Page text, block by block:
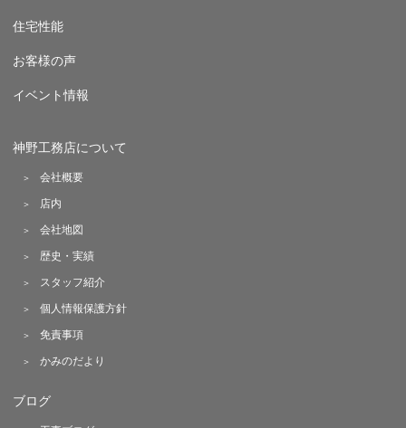
住宅性能
お客様の声
イベント情報
神野工務店について
会社概要
店内
会社地図
歴史・実績
スタッフ紹介
個人情報保護方針
免責事項
かみのだより
ブログ